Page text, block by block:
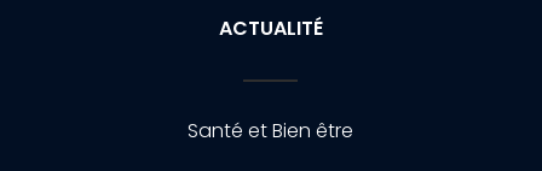
ACTUALITÉ
Santé et Bien être